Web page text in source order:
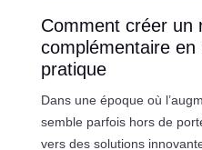
Comment créer un
complémentaire
pratique
Dans une époque où
semble parfois hors de
vers des solutions